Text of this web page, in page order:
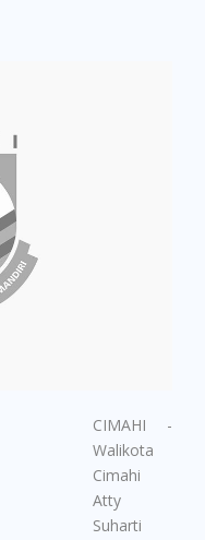
CIMAHI -
Walikota
Cimahi
Atty
Suharti